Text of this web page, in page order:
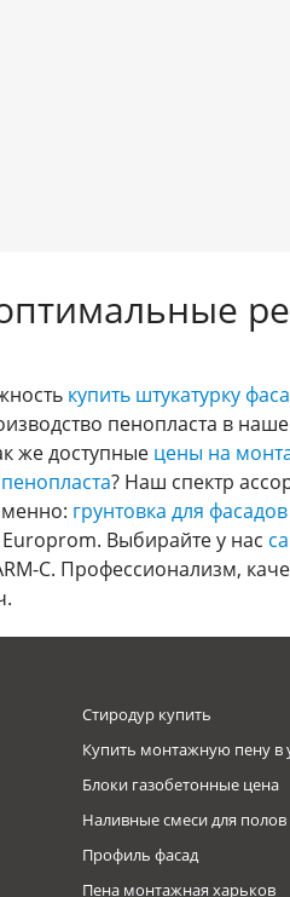
купить штукатурку
пенопласта в
же доступные цены на
? Наш спектр
грунтовка для фасадов
Выбирайте у нас
C. Профессионализм,
Стиродур купить
Купить монтажную пену в
Блоки газобетонные цена
Наливные смеси для полов
Профиль фасад
Пена монтажная харьков